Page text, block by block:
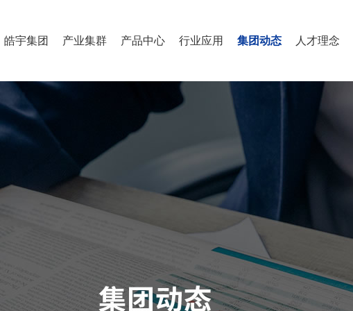
皓宇集团 产业集群 产品中心 行业应用 集团动态 人才理念